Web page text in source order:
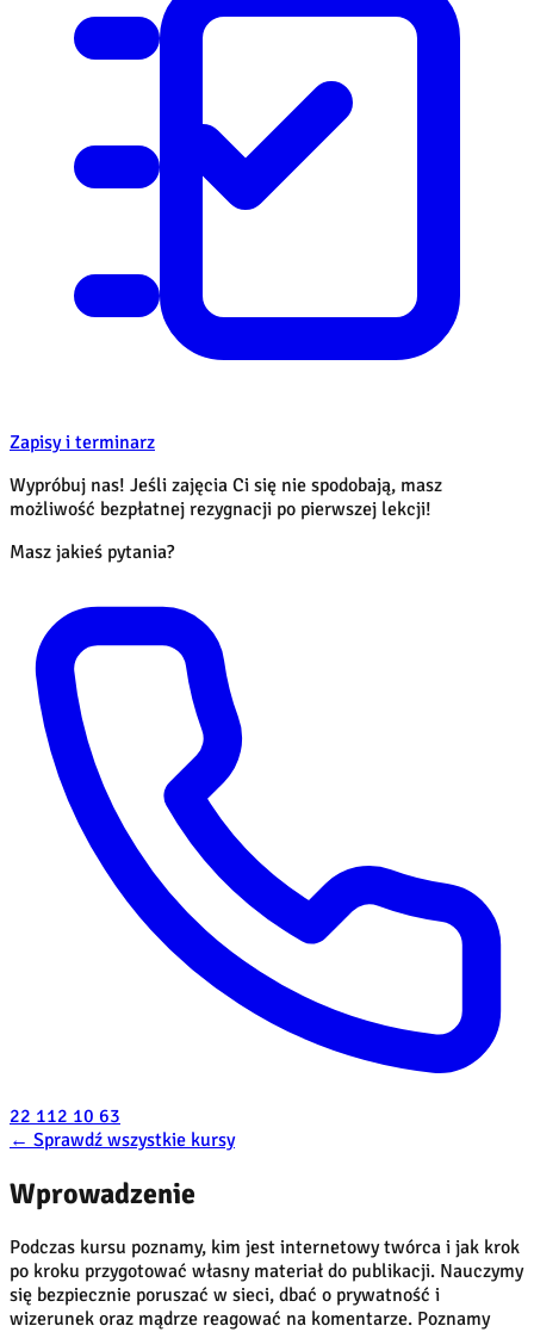
Zapisy i terminarz
Wypróbuj nas! Jeśli zajęcia Ci się nie spodobają, masz
możliwość bezpłatnej rezygnacji po pierwszej lekcji!
Masz jakieś pytania?
22 112 10 63
← Sprawdź wszystkie kursy
Wprowadzenie
Podczas kursu poznamy, kim jest internetowy twórca i jak krok
po kroku przygotować własny materiał do publikacji. Nauczymy
się bezpiecznie poruszać w sieci, dbać o prywatność i
wizerunek oraz mądrze reagować na komentarze. Poznamy